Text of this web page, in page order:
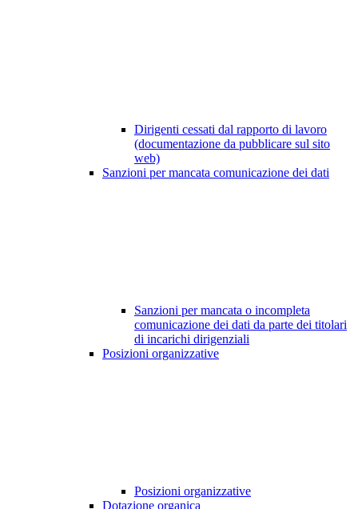
Dirigenti cessati dal rapporto di lavoro
(documentazione da pubblicare sul sito
web)
Sanzioni per mancata comunicazione dei dati
Sanzioni per mancata o incompleta
comunicazione dei dati da parte dei titolari
di incarichi dirigenziali
Posizioni organizzative
Posizioni organizzative
Dotazione organica